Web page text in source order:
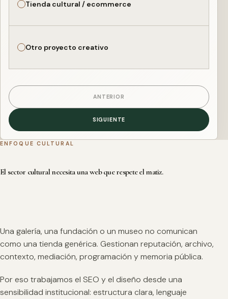
Tienda cultural / ecommerce
Otro proyecto creativo
ANTERIOR
SIGUIENTE
ENFOQUE CULTURAL
El sector cultural necesita una web que respete el matiz.
Una galería, una fundación o un museo no comunican
como una tienda genérica. Gestionan reputación, archivo,
contexto, mediación, programación y memoria pública.
Por eso trabajamos el SEO y el diseño desde una
sensibilidad institucional: estructura clara, lenguaje